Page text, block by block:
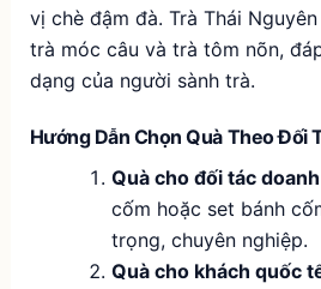
vị chè đậm đà. Trà Thái
trà móc câu và trà tôm nõn,
dạng của người sành trà.
Hướng Dẫn Chọn Quà Theo Đối
Quà cho đối tác
cốm hoặc set bánh
trọng, chuyên nghiệp.
Quà cho khách quốc